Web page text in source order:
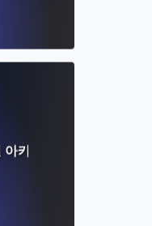
카이브에 대한 종합 안